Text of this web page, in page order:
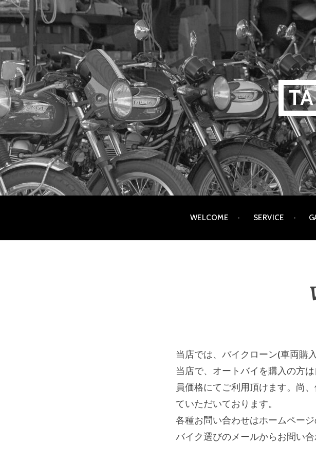
コ
ン
テ
ン
ツ
へ
移
動
WELCOME SERVICE
当店では、バイクローン(車両購
当店で、オートバイを購入の方
員価格にてご利用頂けます。尚
ていただいております。
各種お問い合わせはホームペー
バイク選びのメールからお問い合